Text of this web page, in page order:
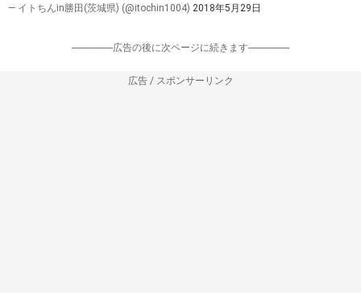
— イトちんin勝田(茨城県) (@itochin1004) 2018年5月29日
-----------------広告の後に次ページに続きます-----------------
広告 / スポンサーリンク